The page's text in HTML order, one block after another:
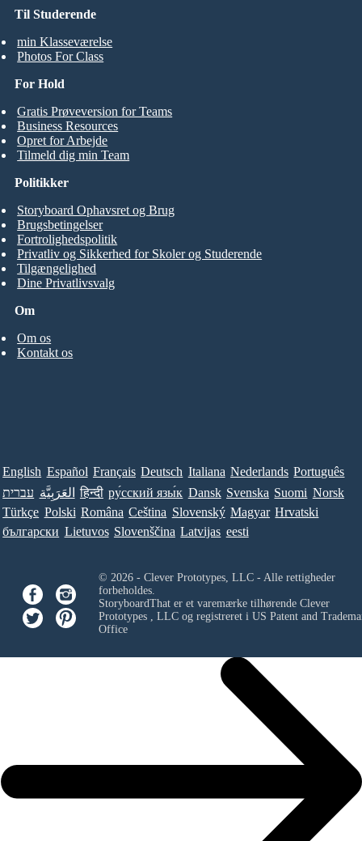
Til Studerende
min Klasseværelse
Photos For Class
For Hold
Gratis Prøveversion for Teams
Business Resources
Opret for Arbejde
Tilmeld dig min Team
Om
Om os
Kontakt os
Politikker
Storyboard Ophavsret og Brug
Brugsbetingelser
Fortrolighedspolitik
Privatliv og Sikkerhed for Skoler og Studerende
Tilgængelighed
Dine Privatlivsvalg
English Español Français Deutsch Italiana Nederlands Português
עברית العَرَبِيَّة हिन्दी ру́сский язы́к Dansk Svenska Suomi Norsk
Türkçe Polski Româna Ceština Slovenský Magyar Hrvatski
български Lietuvos Slovenščina Latvijas eesti
© 2026 - Clever Prototypes, LLC - Alle rettigheder
forbeholdes.
StoryboardThat er et varemærke tilhørende Clever
Prototypes , LLCog registreret i US Patent and
Office